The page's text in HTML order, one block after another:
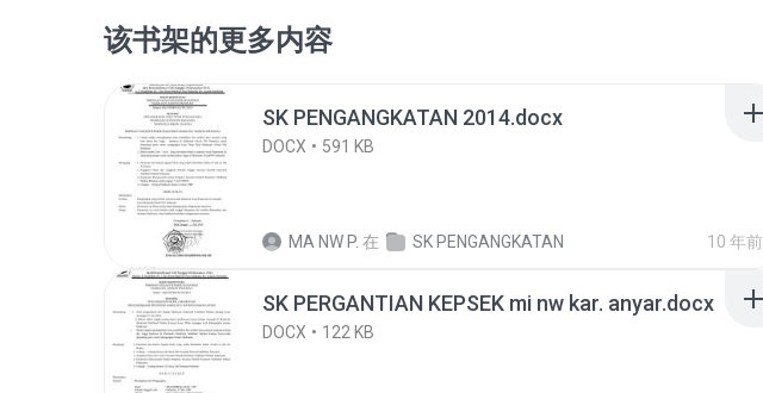
该书架的更多内容
SK PENGANGKATAN 2014.docx
DOCX 591 KB
MA NW P. 在 SK PENGANGKATAN 10 年前
SK PERGANTIAN KEPSEK mi nw kar. anyar.docx
DOCX 122 KB